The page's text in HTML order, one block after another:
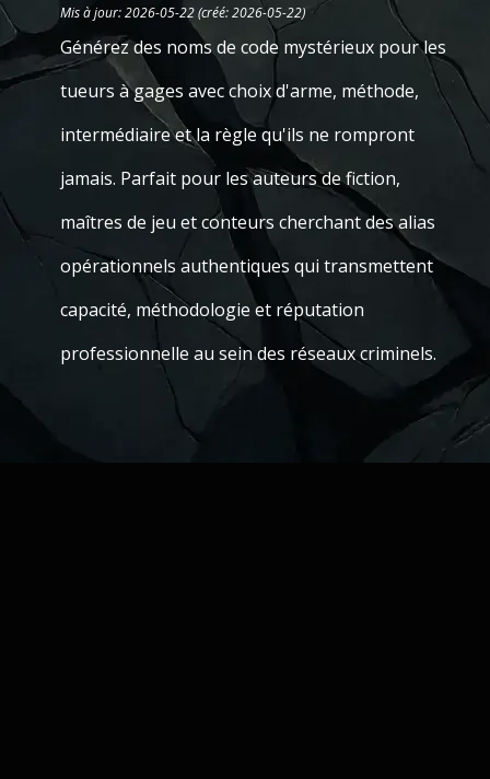
Mis à jour: 2026-05-22 (créé: 2026-05-22)
Générez des noms de code mystérieux pour les
tueurs à gages avec choix d'arme, méthode,
intermédiaire et la règle qu'ils ne rompront
jamais. Parfait pour les auteurs de fiction,
maîtres de jeu et conteurs cherchant des alias
opérationnels authentiques qui transmettent
capacité, méthodologie et réputation
professionnelle au sein des réseaux criminels.